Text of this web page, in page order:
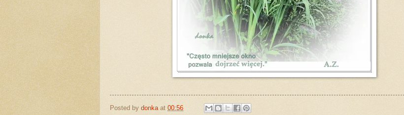
Posted by donka at 00:56